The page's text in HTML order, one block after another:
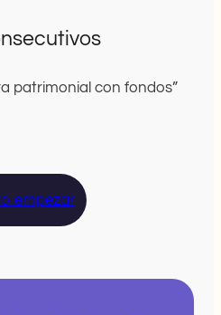
patrimonial con fondos”
empezar